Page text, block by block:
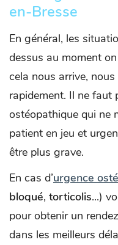
en-Bresse
En général, les
dessus au moment
cela nous arrive,
rapidement. Il ne faut
ostéopathique qui ne
patient en jeu et
être plus grave.
En cas d’urgence
bloqué, torticolis...)
pour obtenir un
dans les meilleurs